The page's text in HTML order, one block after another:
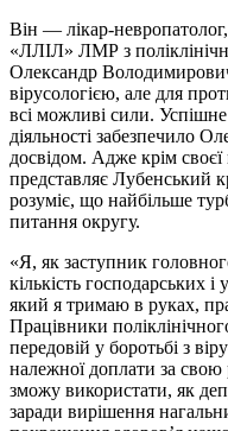
Він — лікар-
«ЛЛІЛ» ЛМР з
Олександр
вірусологією, але для
всі можливі сили. Успішне
діяльності забезпечило
досвідом. Адже крім
представляє Лубенський
розуміє, що найбільше
питання округу.
«Я, як заступник
кількість господарських
який я тримаю в руках,
Працівники
передовій у боротьбі з
належної доплати за свою
зможу використати, як
заради вирішення